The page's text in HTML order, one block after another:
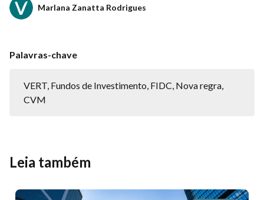
Marlana Zanatta Rodrigues
Palavras-chave
VERT, Fundos de Investimento, FIDC, Nova regra,
CVM
Leia também